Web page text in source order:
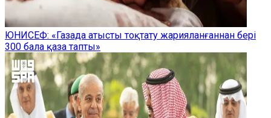
ЮНИСЕФ: «Газада атысты тоқтату жарияланғаннан бері
300 бала қаза тапты»